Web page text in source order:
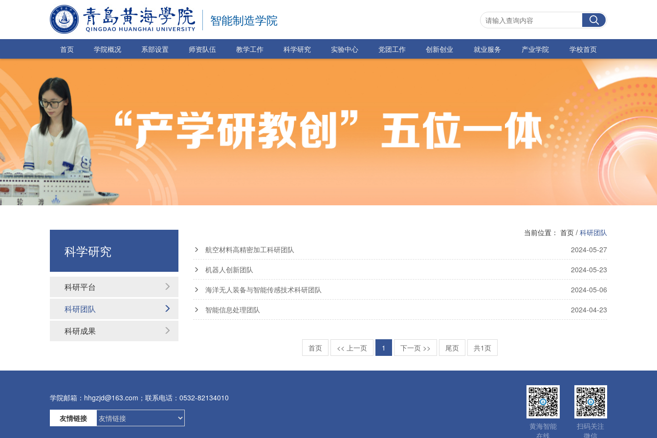
智能制造学院
首页 学院概况 系部设置 师资队伍 教学工作 科学研究 实验中心 党团工作 创新创业 就业服务 产业学院 学校首页
科学研究
科研平台
科研团队
科研成果
当前位置： 首页 / 科研团队
航空材料高精密加工科研团队
2024-05-27
机器人创新团队 2024-05-23
海洋无人装备与智能传感技术科研团队 2024-05-06
智能信息处理团队 2024-04-23
首页 << 上一页 1 下一页 >> 尾页 共1页
学院邮箱：hhgzjd@163.com；联系电话：0532-82134010
友情链接
黄海智能
在线
扫码关注
微信